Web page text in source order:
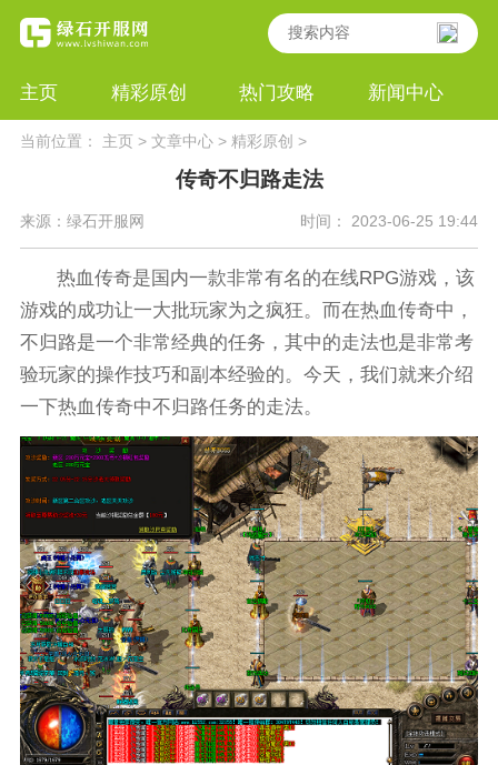
主页 精彩原创 热门攻略 新闻中心
当前位置： 主页> 文章中心> 精彩原创 >
传奇不归路走法
来源：绿石开服网 时间： 2023-06-25 19:44
热血传奇是国内一款非常有名的在线RPG游戏，该
游戏的成功让一大批玩家为之疯狂。而在热血传奇中，
不归路是一个非常经典的任务，其中的走法也是非常考
验玩家的操作技巧和副本经验的。今天，我们就来介绍
一下热血传奇中不归路任务的走法。